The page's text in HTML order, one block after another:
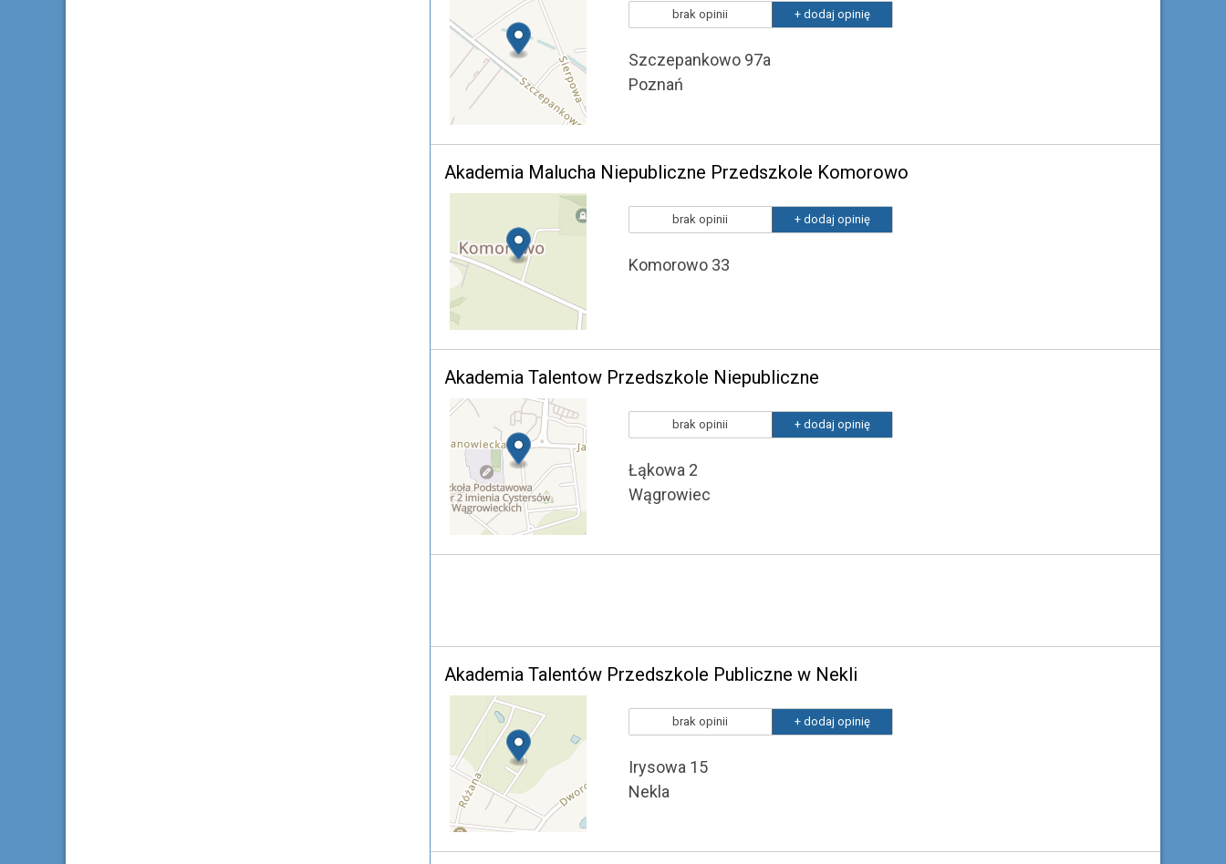
brak opinii + dodaj opinię
Szczepankowo 97a
Poznań
Akademia Malucha Niepubliczne Przedszkole Komorowo
brak opinii + dodaj opinię
Komorowo 33
Akademia Talentow Przedszkole Niepubliczne
brak opinii + dodaj opinię
Łąkowa 2
Wągrowiec
Akademia Talentów Przedszkole Publiczne w Nekli
brak opinii + dodaj opinię
Irysowa 15
Nekla